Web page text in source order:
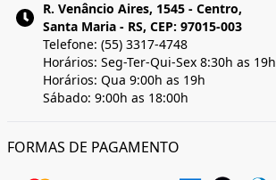
R. Venâncio Aires, 1545 - Centro,
Santa Maria - RS, CEP: 97015-003
Telefone: (55) 3317-4748
Horários: Seg-Ter-Qui-Sex 8:30h as 19h
Horários: Qua 9:00h as 19h
Sábado: 9:00h as 18:00h
FORMAS DE PAGAMENTO